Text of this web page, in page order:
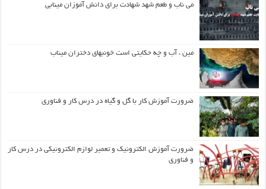
می ناب و طعم شهد شهادت برای دانش آموزان مینابی
مین ، آب و چه حکایتی است خونبهای دختران میناب
ضرورت آموزش کار با گل و گیاه در درس کار و فناوری
ضرورت آموزش الکترونیک و تعمیر لوازم الکترونیکی در درس کار
و فناوری